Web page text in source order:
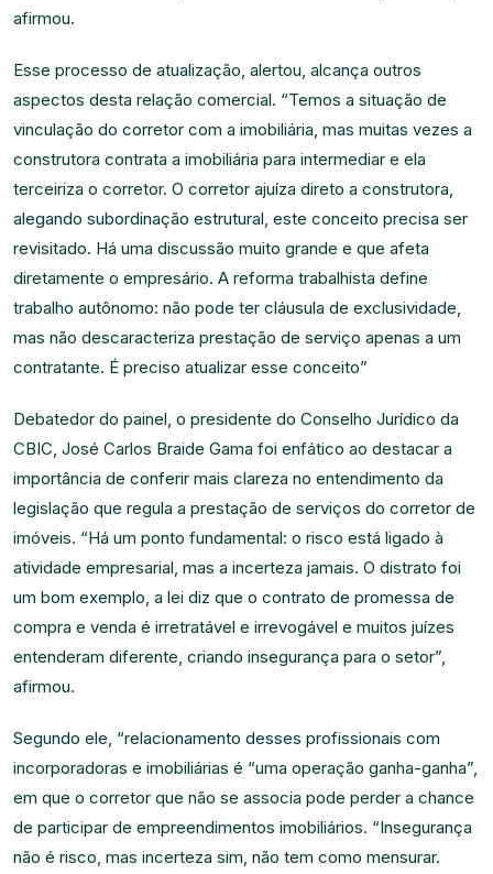
afirmou.
Esse processo de atualização, alertou, alcança outros
aspectos desta relação comercial. “Temos a situação de
vinculação do corretor com a imobiliária, mas muitas vezes a
construtora contrata a imobiliária para intermediar e ela
terceiriza o corretor. O corretor ajuíza direto a construtora,
alegando subordinação estrutural, este conceito precisa ser
revisitado. Há uma discussão muito grande e que afeta
diretamente o empresário. A reforma trabalhista define
trabalho autônomo: não pode ter cláusula de exclusividade,
mas não descaracteriza prestação de serviço apenas a um
contratante. É preciso atualizar esse conceito”
Debatedor do painel, o presidente do Conselho Jurídico da
CBIC, José Carlos Braide Gama foi enfático ao destacar a
importância de conferir mais clareza no entendimento da
legislação que regula a prestação de serviços do corretor de
imóveis. “Há um ponto fundamental: o risco está ligado à
atividade empresarial, mas a incerteza jamais. O distrato foi
um bom exemplo, a lei diz que o contrato de promessa de
compra e venda é irretratável e irrevogável e muitos juízes
entenderam diferente, criando insegurança para o setor”,
afirmou.
Segundo ele, “relacionamento desses profissionais com
incorporadoras e imobiliárias é “uma operação ganha-ganha”,
em que o corretor que não se associa pode perder a chance
de participar de empreendimentos imobiliários. “Insegurança
não é risco, mas incerteza sim, não tem como mensurar.